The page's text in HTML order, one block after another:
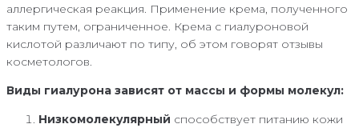
аллергическая реакция. Применение крема, полученного
таким путем, ограниченное. Крема с гиалуроновой
кислотой различают по типу, об этом говорят отзывы
косметологов.
Виды гиалурона зависят от массы и формы молекул:
Низкомолекулярный способствует питанию кожи